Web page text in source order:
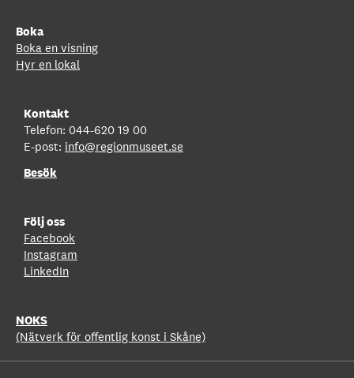
Boka
Boka en visning
Hyr en lokal
Kontakt
Telefon: 044-620 19 00
E-post: info@regionmuseet.se
Besök
Följ oss
Facebook
Instagram
LinkedIn
NOKS
(Nätverk för offentlig konst i Skåne)